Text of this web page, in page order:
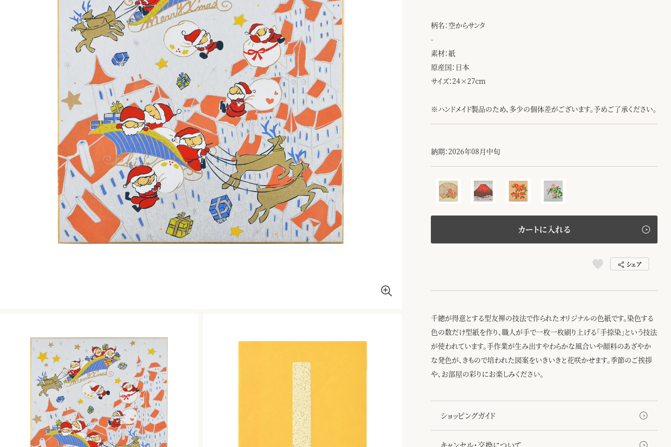
柄名：空からサンタ
-
素材：紙
原産国：日本
サイズ：24×27cm
※ハンドメイド製品のため、多少の個体差がございます。予めご了承ください。
納期：2026年08月中旬
カートに入れる
シェア
千總が得意とする型友禅の技法で作られたオリジナルの色紙です。染色する
色の数だけ型紙を作り、職人が手で一枚一枚刷り上げる「手捺染」という技法
が使われています。手作業が生み出すやわらかな風合いや顔料のあざやか
な発色が、きもので培われた図案をいきいきと花咲かせます。季節のご挨拶
や、お部屋の彩りにお楽しみください。
ショッピングガイド
キャンセル・交換について